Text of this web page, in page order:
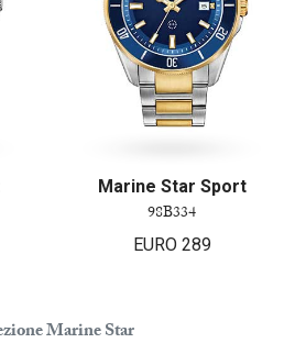
Marine Star Sport
98B334
EURO 289
Marine Star